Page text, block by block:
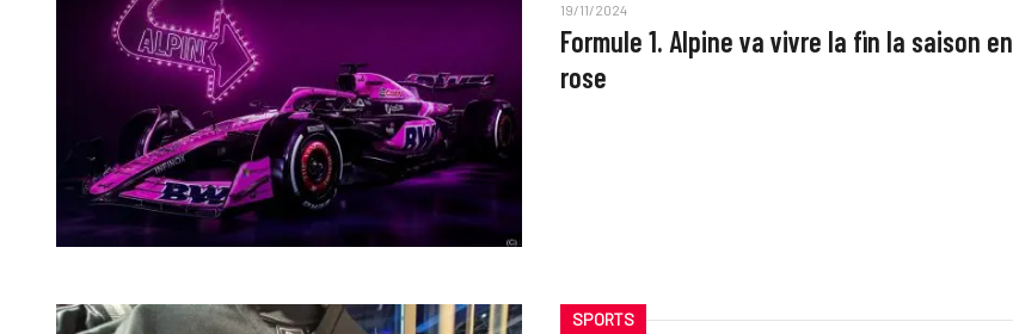
19/11/2024
Formule 1. Alpine va vivre la fin la saison en
rose
SPORTS